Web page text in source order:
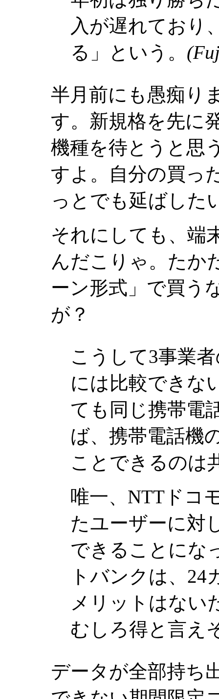
入が遅れており
る」という。
半月前にも愚痴り
す。新規格を先に
機種を待とうと思
すよ。自分の買っ
っとでも延ばした
それにしても、端
んだこりゃ。たか
ーン形式」で買う
が？
こうして3事業
には比較できな
ても同じ携帯電
ば、携帯電話機
ことできるのは
唯一、NTTドコ
たユーザーに対
できることにな
トバンクは、
メリットはない
むしろ得と言え
データが全部持ち